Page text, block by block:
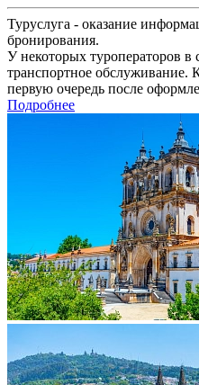
Туруслуга - оказание
бронирования.
У некоторых туроператоров в
транспортное обслуживание.
первую очередь после
Подробнее